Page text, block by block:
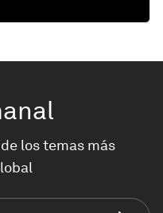
los temas más